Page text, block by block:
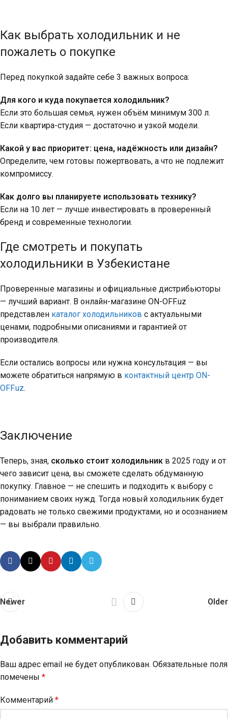
Как выбрать холодильник и не
пожалеть о покупке
Перед покупкой задайте себе 3 важных вопроса:
Для кого и куда покупается холодильник?
Если это большая семья, нужен объём минимум 300 л.
Если квартира-студия — достаточно и узкой модели.
Какой у вас приоритет: цена, надёжность или дизайн?
Определите, чем готовы пожертвовать, а что не подлежит
компромиссу.
Как долго вы планируете использовать технику?
Если на 10 лет — лучше инвестировать в проверенный
бренд и современные технологии.
Где смотреть и покупать
холодильники в Узбекистане
Проверенные магазины и официальные дистрибьюторы
— лучший вариант. В онлайн-магазине ON-OFF.uz
представлен каталог холодильников с актуальными
ценами, подробными описаниями и гарантией от
производителя.
Если остались вопросы или нужна консультация — вы
можете обратиться напрямую в контактный центр ON-
OFF.uz.
Заключение
Теперь, зная, сколько стоит холодильник в 2025 году и от
чего зависит цена, вы сможете сделать обдуманную
покупку. Главное — не спешить и подходить к выбору с
пониманием своих нужд. Тогда новый холодильник будет
радовать не только свежими продуктами, но и осознанием
— вы выбрали правильно.
Newer Older
Добавить комментарий
Ваш адрес email не будет опубликован. Обязательные поля
помечены *
Комментарий *